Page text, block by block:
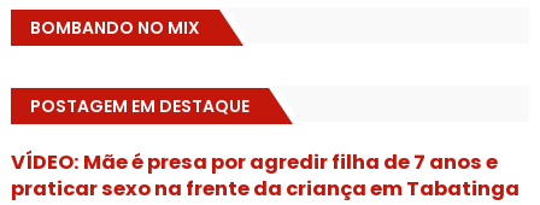
BOMBANDO NO MIX
POSTAGEM EM DESTAQUE
VÍDEO: Mãe é presa por agredir filha de 7 anos e
praticar sexo na frente da criança em Tabatinga